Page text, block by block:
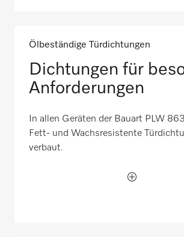
Ölbeständige Türdichtungen
Dichtungen für
Anforderungen
In allen Geräten der Bauart PLW
Fett- und Wachsresistente
verbaut.